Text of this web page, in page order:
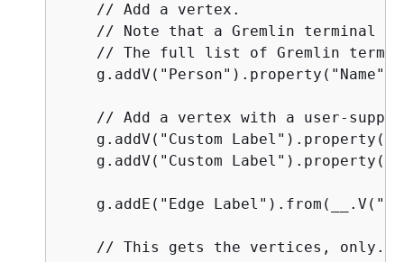
    // Add a vertex.
// Note that a Gremlin terminal
// The full list of Gremlin
g.addV("Person").property("Name",
// Add a vertex with a user-
g.addV("Custom
g.addV("Custom
g.addE("Edge
    // This gets the vertices, only.